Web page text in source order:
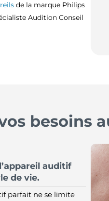
de la marque Philips
Audition Conseil
besoins
auditif
de vie.
parfait ne se limite